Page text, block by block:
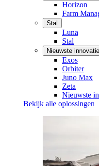
Horizon
Farm
Stal
Luna
Stal
Nieuwste
Exos
Orbiter
Juno Max
Zeta
Nieuwste
Bekijk alle oplossingen